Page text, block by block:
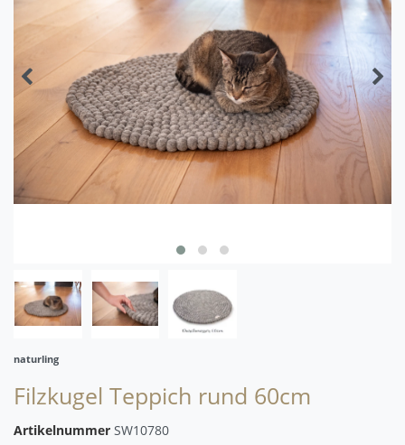
naturling
Filzkugel Teppich rund 60cm
Artikelnummer SW10780